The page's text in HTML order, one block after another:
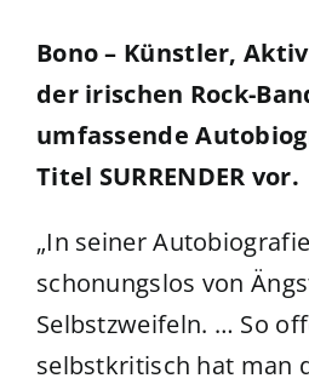
Bono – Künstler,
der irischen Rock-
umfassende
Titel SURRENDER vor.
„In seiner
schonungslos von
Selbstzweifeln. … So
selbstkritisch hat man